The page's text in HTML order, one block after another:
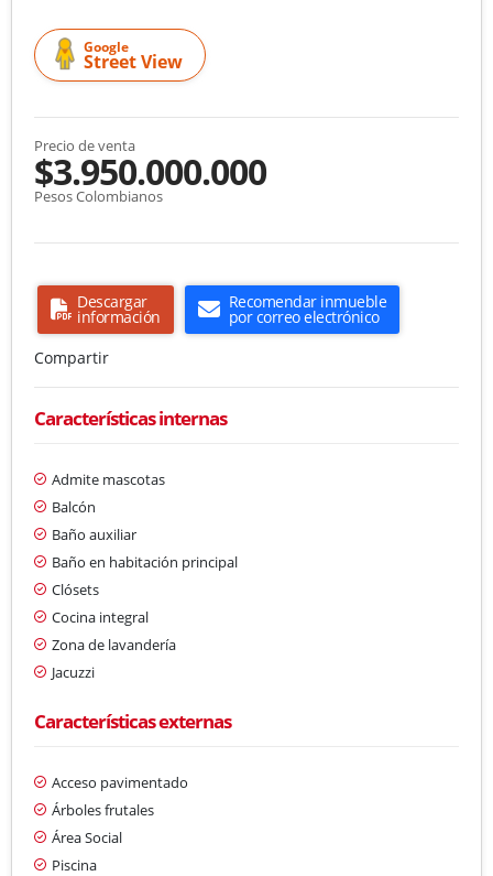
Google
Street View
Precio de venta
$3.950.000.000
Pesos Colombianos
Descargar
información
Recomendar inmueble
por correo electrónico
Compartir
Características internas
Admite mascotas
Balcón
Baño auxiliar
Baño en habitación principal
Clósets
Cocina integral
Zona de lavandería
Jacuzzi
Características externas
Acceso pavimentado
Árboles frutales
Área Social
Piscina